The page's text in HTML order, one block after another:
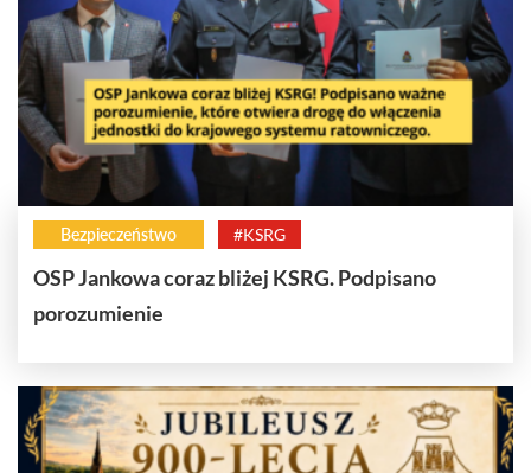
Bezpieczeństwo #KSRG
OSP Jankowa coraz bliżej KSRG. Podpisano
porozumienie